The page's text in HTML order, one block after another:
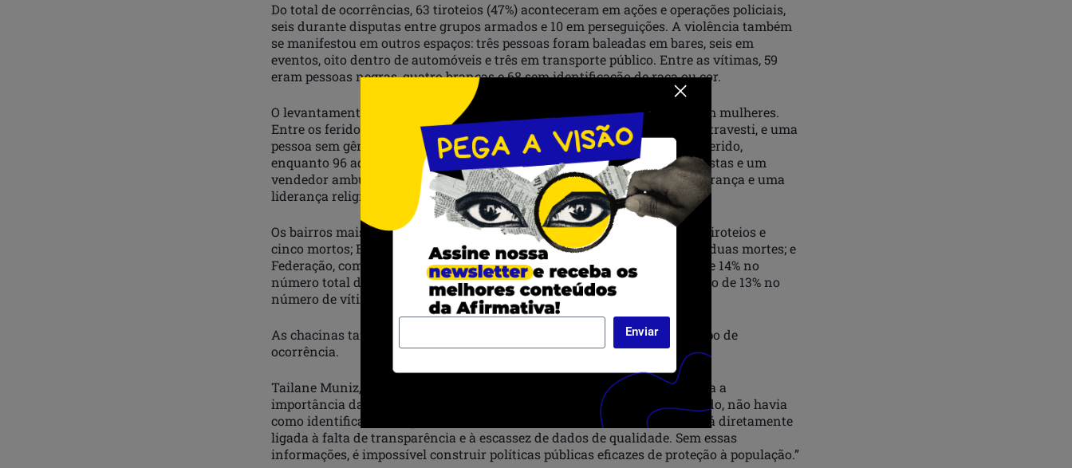
Do total de ocorrências, 63 tiroteios (47%) aconteceram em ações e operações policiais,
seis durante disputas entre grupos armados e 10 em perseguições. A violência também
se manifestou em outros espaços: três pessoas foram baleadas em bares, seis em
eventos, oito dentro de automóveis e três em transporte público. Entre as vítimas, 59
eram pessoas negras, quatro brancas e 68 sem identificação de raça ou cor.
O levantamento mostra que, entre os mortos, 94 eram homens e sete eram mulheres.
Entre os feridos, 21 eram homens, sete mulheres cis, uma mulher trans e travesti, e uma
pessoa sem gênero identificado. Cinco adolescentes foram mortos e um ferido,
enquanto 96 adultos perderam a vida e 29 ficaram feridos. Dois mototaxistas e um
vendedor ambulante estão entre as vítimas fatais, e dois agentes de segurança e uma
liderança religiosa foram feridos.
Os bairros mais afetados foram Portão, em Lauro de Freitas, com quatro tiroteios e
cinco mortos; Beiru/Tancredo Neves, em Salvador, com quatro tiroteios e duas mortes; e
Federação, com três tiroteios e cinco feridos. O relatório indica redução de 14% no
número total de tiroteios em relação a julho do ano anterior, mas aumento de 13% no
número de vítimas baleadas.
As chacinas também marcaram o mês: 14 pessoas foram mortas nesse tipo de
ocorrência.
Tailane Muniz, coordenadora regional do Fogo Cruzado na Bahia, ressalta a
importância da atuação da organização no estado: “Antes do Fogo Cruzado, não havia
como identificar esse tipo de tendência na Bahia. A violência armada está diretamente
ligada à falta de transparência e à escassez de dados de qualidade. Sem essas
informações, é impossível construir políticas públicas eficazes de proteção à população.”
Enviar